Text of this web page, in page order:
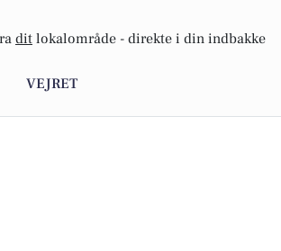
dit lokalområde - direkte i din indbakke
VEJRET